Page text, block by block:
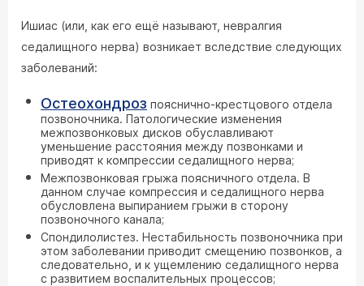
Ишиас (или, как его ещё называют, невралгия
седалищного нерва) возникает вследствие следующих
заболеваний:
Остеохондроз пояснично-крестцового отдела
позвоночника. Патологические изменения
межпозвонковых дисков обуславливают
уменьшение расстояния между позвонками и
приводят к компрессии седалищного нерва;
Межпозвонковая грыжа поясничного отдела. В
данном случае компрессия и седалищного нерва
обусловлена выпиранием грыжи в сторону
позвоночного канала;
Спондилолистез. Нестабильность позвоночника при
этом заболевании приводит смещению позвонков, а
следовательно, и к ущемлению седалищного нерва
с развитием воспалительных процессов;